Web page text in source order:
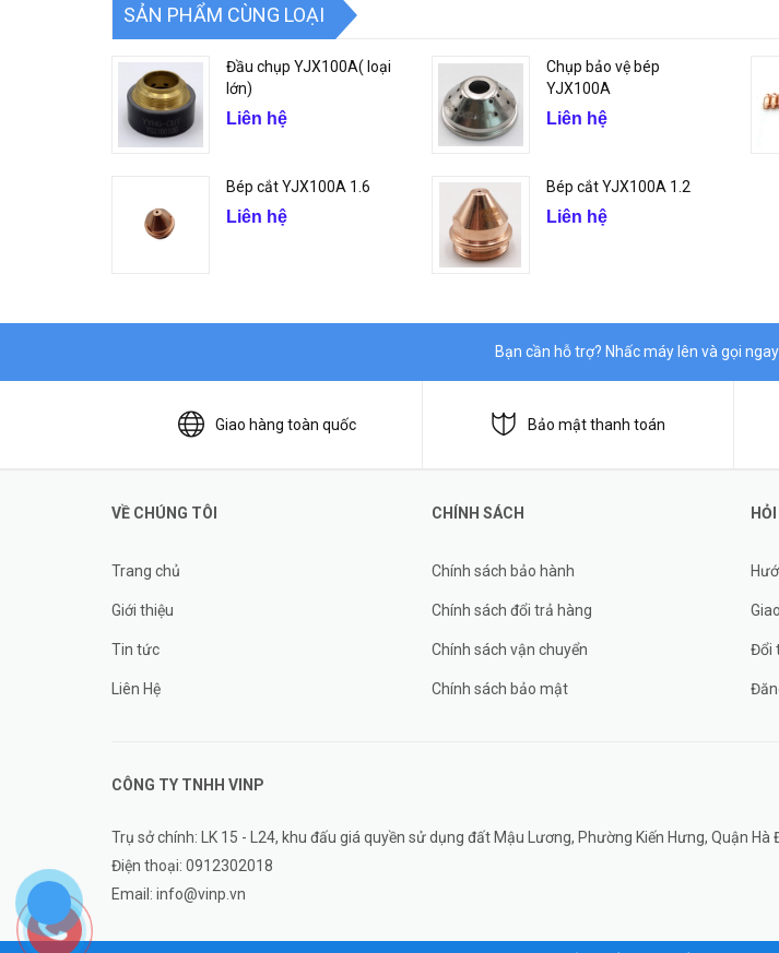
SẢN PHẨM CÙNG LOẠI
Đầu chụp YJX100A( loại
lớn)
Liên hệ
Chụp bảo vệ bép
YJX100A
Liên hệ
Bép cắt YJX100A 1.6
Liên hệ
Bép cắt YJX100A 1.2
Liên hệ
Bạn cần hỗ trợ? Nhấc máy lên và gọi
Giao hàng toàn quốc Bảo mật thanh toán
VỀ CHÚNG TÔI
Trang chủ
Giới thiệu
Tin tức
Liên Hệ
CHÍNH SÁCH
Chính sách bảo hành
Chính sách đổi trả hàng
Chính sách vận chuyển
Chính sách bảo mật
Đổi
CÔNG TY TNHH VINP
Trụ sở chính: LK 15 - L24, khu đấu giá quyền sử dụng đất Mậu Lương, Phường Kiến Hưng, Quận Hà
Điện thoại: 0912302018
Email: info@vinp.vn